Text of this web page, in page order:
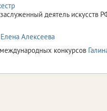
деятель искусств
Елена Алексеева
конкурсов